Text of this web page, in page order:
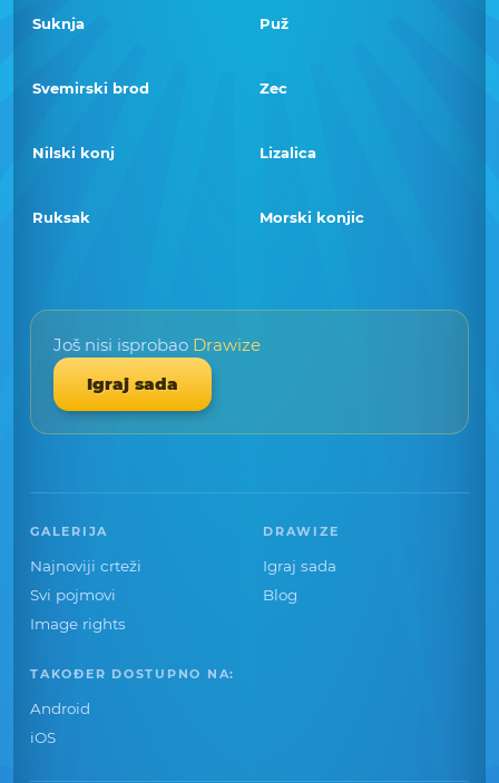
Suknja Puž
Svemirski brod Zec
Nilski konj Lizalica
Ruksak Morski konjic
Još nisi isprobao Drawize
Igraj sada
GALERIJA
Najnoviji crteži
Svi pojmovi
Image rights
DRAWIZE
Igraj sada
Blog
TAKOĐER DOSTUPNO NA:
Android
iOS